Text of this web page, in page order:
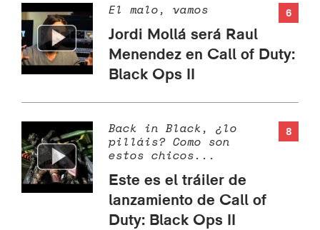
6
El malo, vamos
Jordi Mollá será Raul
Menendez en Call of Duty:
Black Ops II
8
Back in Black, ¿lo
pilláis? Como son
estos chicos...
Este es el tráiler de
lanzamiento de Call of
Duty: Black Ops II